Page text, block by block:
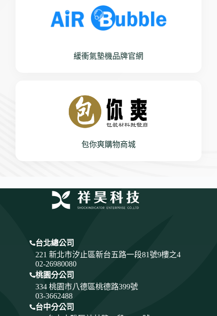
緩衝氣墊機品牌官網
包你爽購物商城
台北總公司
221 新北市汐止區新台五路一段81號9樓之4
02-26980080
桃園分公司
334 桃園市八德區桃德路399號
03-3662488
台中分公司